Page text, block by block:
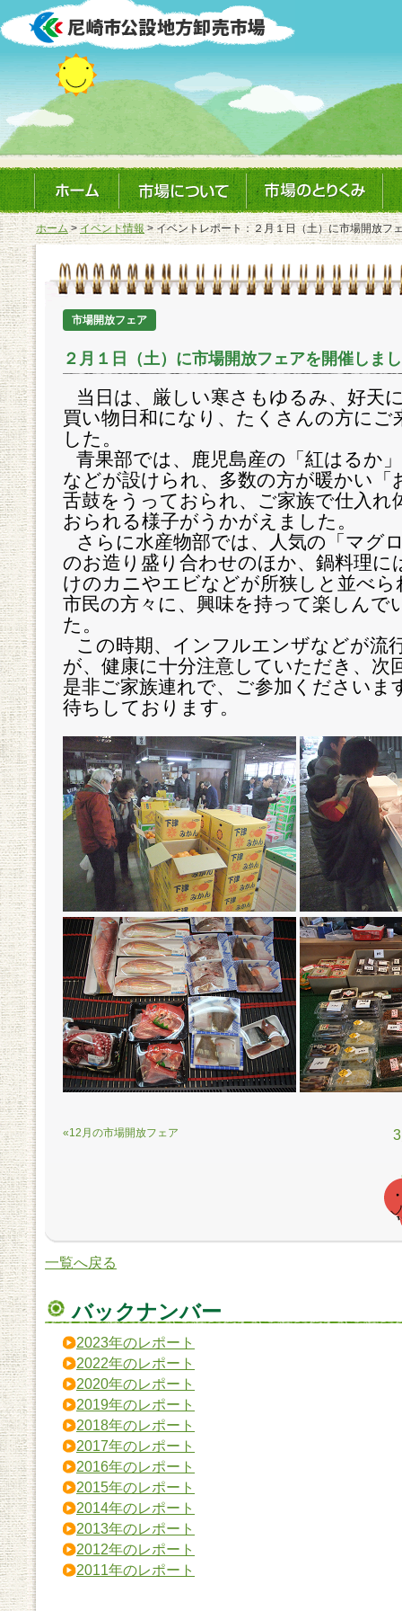
ホーム> イベント情報> イベントレポート：２月１日（土）に市場開放フ
市場開放フェア
２月１日（土）に市場開放フェアを開催しま
当日は、厳しい寒さもゆるみ、好天
買い物日和になり、たくさんの方にご
した。
青果部では、鹿児島産の「紅はるか
などが設けられ、多数の方が暖かい「
舌鼓をうっておられ、ご家族で仕入れ
おられる様子がうかがえました。
さらに水産物部では、人気の「マグ
のお造り盛り合わせのほか、鍋料理に
けのカニやエビなどが所狭しと並べら
市民の方々に、興味を持って楽しんで
た。
この時期、インフルエンザなどが流
が、健康に十分注意していただき、次
是非ご家族連れで、ご参加くださいま
待ちしております。
«12月の市場開放フェア
一覧へ戻る
バックナンバー
2023年のレポート
2022年のレポート
2020年のレポート
2019年のレポート
2018年のレポート
2017年のレポート
2016年のレポート
2015年のレポート
2014年のレポート
2013年のレポート
2012年のレポート
2011年のレポート